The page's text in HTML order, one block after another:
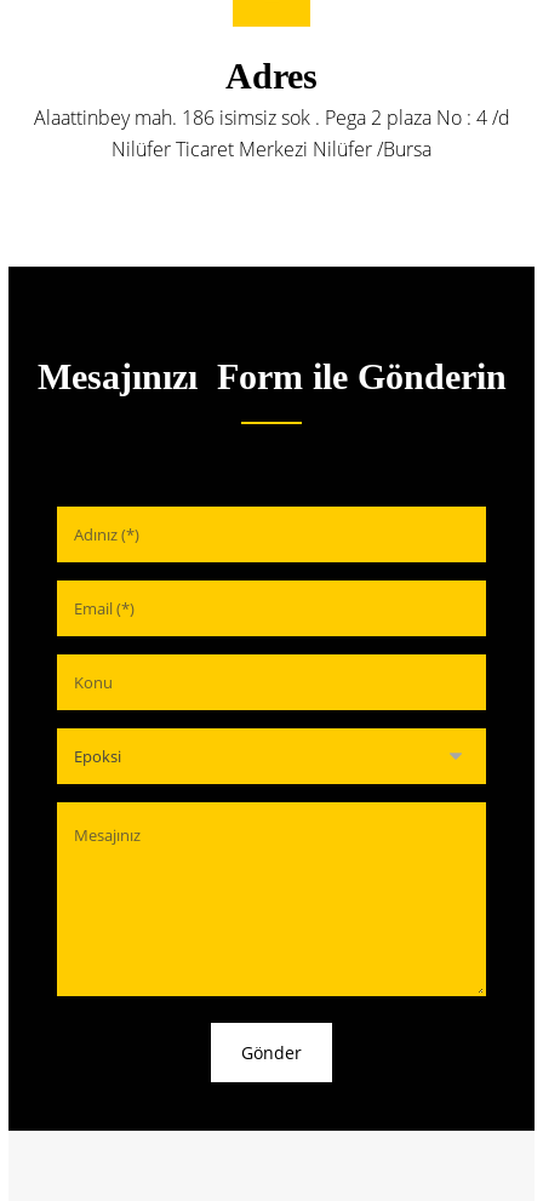
Adres
Alaattinbey mah. 186 isimsiz sok . Pega 2 plaza No : 4 /d
Nilüfer Ticaret Merkezi Nilüfer /Bursa
Mesajınızı Form ile Gönderin